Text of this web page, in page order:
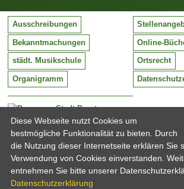
Stadt Barntrup
Mittelstraße 38
32683 Barntrup
Tel:
Email:
05263 / 409-0
info@barntrup.de
Ausschreibungen
Bekanntmachungen Online-
städt. Musikschule Ortsrecht
Organigramm
Diese Webseite nutzt Cookies um
bestmögliche Funktionalität zu bieten. Durch
die Nutzung dieser Internetseite erklären Sie
Verwendung von Cookies einverstanden.
entnehmen Sie bitte unserer
Datenschutzerklärung